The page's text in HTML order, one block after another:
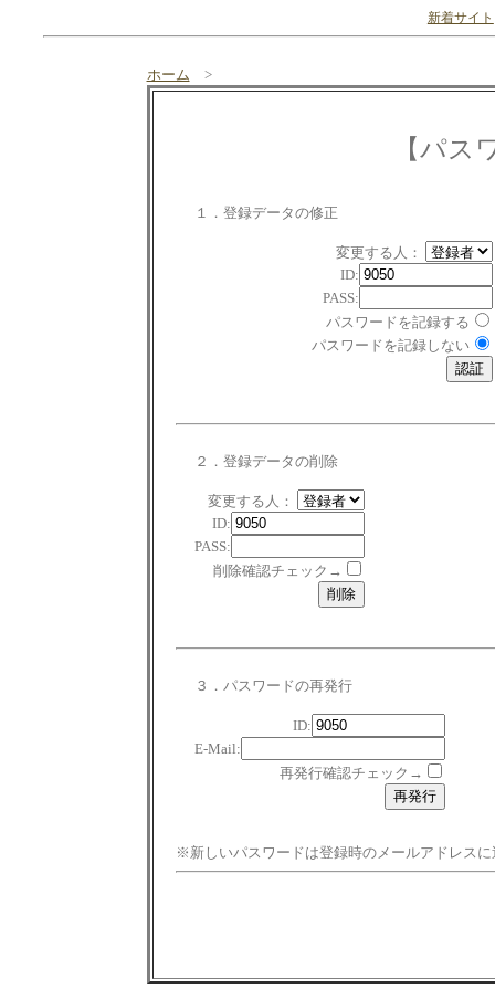
新着サイト
ホーム >
【パス
１．登録データの修正
変更する人：
ID:
PASS:
パスワードを記録する
パスワードを記録しない
２．登録データの削除
変更する人：
ID:
PASS:
削除確認チェック→
３．パスワードの再発行
ID:
E-Mail:
再発行確認チェック→
※新しいパスワードは登録時のメールアドレスに